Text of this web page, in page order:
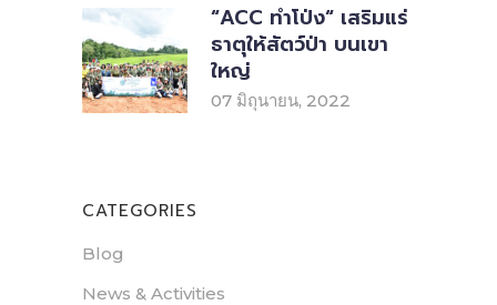
“ACC ทำโป่ง“ เสริมแร่
ธาตุให้สัตว์ป่า บนเขา
ใหญ่
07 มิถุนายน, 2022
CATEGORIES
Blog
News & Activities